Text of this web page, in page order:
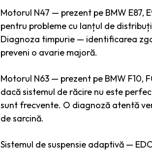
Motorul N47 — prezent pe BMW E87,
pentru probleme cu lanțul de
Diagnoza timpurie — identificarea
preveni o avarie majoră.
Motorul N63 — prezent pe BMW F10,
dacă sistemul de răcire nu este
sunt frecvente. O diagnoză atentă
de sarcină.
Sistemul de suspensie adaptivă —